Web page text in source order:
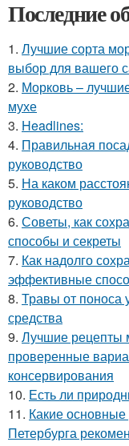
Последние
1. Лучшие сорта
выбор для вашего
2. Морковь –
мухе
3. Headlines:
4. Правильная
руководство
5. На каком
руководство
6. Советы, как
способы и секреты
7. Как надолго
эффективные
8. Травы от поноса
средства
9. Лучшие рецепты
проверенные
консервирования
10. Есть ли
11. Какие основные
Петербурга